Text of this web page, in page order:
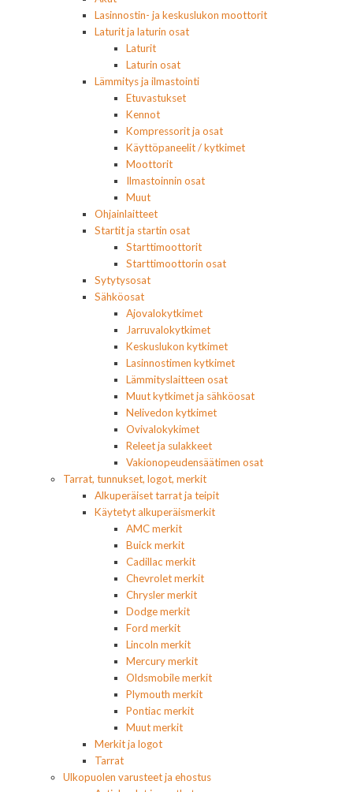
Lasinnostin- ja keskuslukon moottorit
Laturit ja laturin osat
Laturit
Laturin osat
Lämmitys ja ilmastointi
Etuvastukset
Kennot
Kompressorit ja osat
Käyttöpaneelit / kytkimet
Moottorit
Ilmastoinnin osat
Muut
Ohjainlaitteet
Startit ja startin osat
Starttimoottorit
Starttimoottorin osat
Sytytysosat
Sähköosat
Ajovalokytkimet
Jarruvalokytkimet
Keskuslukon kytkimet
Lasinnostimen kytkimet
Lämmityslaitteen osat
Muut kytkimet ja sähköosat
Nelivedon kytkimet
Ovivalokykimet
Releet ja sulakkeet
Vakionopeudensäätimen osat
Tarrat, tunnukset, logot, merkit
Alkuperäiset tarrat ja teipit
Käytetyt alkuperäismerkit
AMC merkit
Buick merkit
Cadillac merkit
Chevrolet merkit
Chrysler merkit
Dodge merkit
Ford merkit
Lincoln merkit
Mercury merkit
Oldsmobile merkit
Plymouth merkit
Pontiac merkit
Muut merkit
Merkit ja logot
Tarrat
Ulkopuolen varusteet ja ehostus